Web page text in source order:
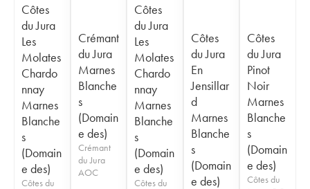
Côtes
du Jura
Les
Molates
Chardo
nnay
Marnes
Blanche
s
(Domain
e des)
Côtes du
Crémant
du Jura
Marnes
Blanche
s
(Domain
e des)
Crémant
du Jura
AOC
Côtes
du Jura
Les
Molates
Chardo
nnay
Marnes
Blanche
s
(Domain
e des)
Côtes du
Côtes
du Jura
En
Jensillar
d
Marnes
Blanche
s
(Domain
e des)
Côtes
du Jura
Pinot
Noir
Marnes
Blanche
s
(Domain
e des)
Côtes du